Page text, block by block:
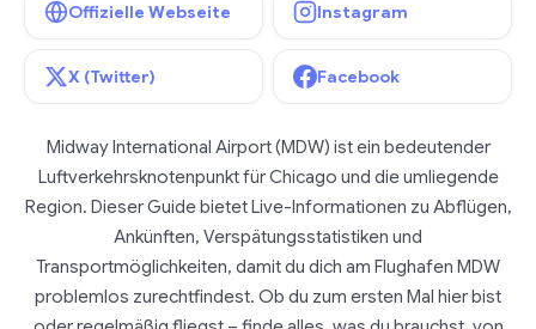
Offizielle Webseite Instagram
X (Twitter) Facebook
Midway International Airport (MDW) ist ein bedeutender
Luftverkehrsknotenpunkt für Chicago und die umliegende
Region. Dieser Guide bietet Live-Informationen zu Abflügen,
Ankünften, Verspätungsstatistiken und
Transportmöglichkeiten, damit du dich am Flughafen MDW
problemlos zurechtfindest. Ob du zum ersten Mal hier bist